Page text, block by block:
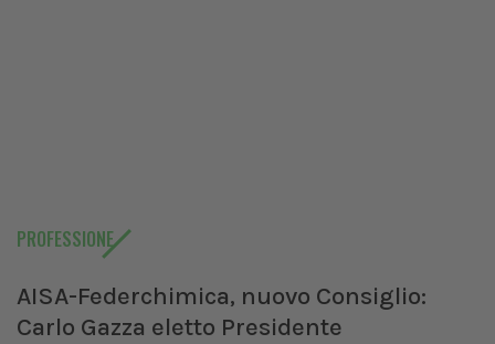
PROFESSIONE
AISA-Federchimica, nuovo Consiglio:
Carlo Gazza eletto Presidente